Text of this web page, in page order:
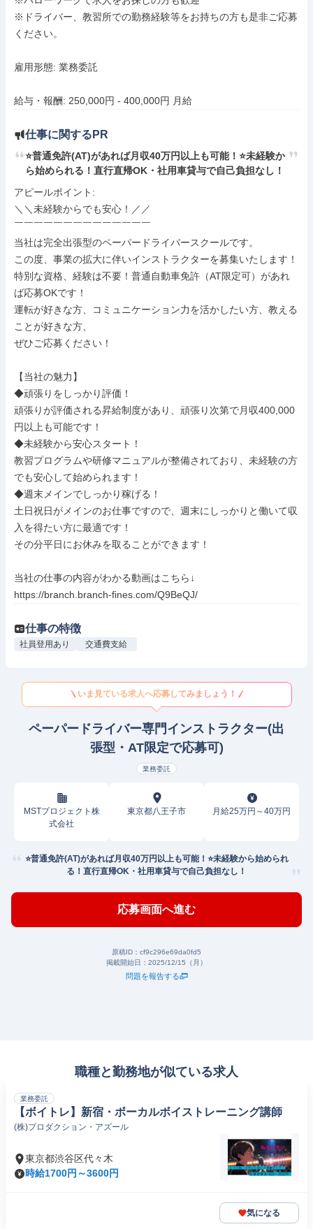
※ドライバー、教習所での勤務経験等をお持ちの方も是非ご応募
ください。
雇用形態: 業務委託
給与・報酬: 250,000円 - 400,000円 月給
仕事に関するPR
⭐普通免許(AT)があれば月収40万円以上も可能！⭐未経験か
ら始められる！直行直帰OK・社用車貸与で自己負担なし！
アピールポイント:
＼＼未経験からでも安心！／／
￣￣￣￣￣￣￣￣￣￣￣￣￣￣
当社は完全出張型のペーパードライバースクールです。
この度、事業の拡大に伴いインストラクターを募集いたします！
特別な資格、経験は不要！普通自動車免許（AT限定可）があれ
ば応募OKです！
運転が好きな方、コミュニケーション力を活かしたい方、教える
ことが好きな方、
ぜひご応募ください！
【当社の魅力】
◆頑張りをしっかり評価！
頑張りが評価される昇給制度があり、頑張り次第で月収400,000
円以上も可能です！
◆未経験から安心スタート！
教習プログラムや研修マニュアルが整備されており、未経験の方
でも安心して始められます！
◆週末メインでしっかり稼げる！
土日祝日がメインのお仕事ですので、週末にしっかりと働いて収
入を得たい方に最適です！
その分平日にお休みを取ることができます！
当社の仕事の内容がわかる動画はこちら↓
https://branch.branch-fines.com/Q9BeQJ/
仕事の特徴
社員登用あり 交通費支給
いま見ている求人へ応募してみましょう！
ペーパードライバー専門インストラクター(出
張型・AT限定で応募可)
業務委託
MSTプロジェクト株
式会社
東京都八王子市 月給25万円～40万円
⭐普通免許(AT)があれば月収40万円以上も可能！⭐未経験から始められ
る！直行直帰OK・社用車貸与で自己負担なし！
応募画面へ進む
原稿ID： cf9c296e69da0fd5
掲載開始日： 2025/12/15（月）
問題を報告する
職種と勤務地が似ている求人
業務委託
【ボイトレ】新宿・ボーカルボイストレーニング講師
(株)プロダクション・アズール
東京都渋谷区代々木
時給1700円～3600円
気になる